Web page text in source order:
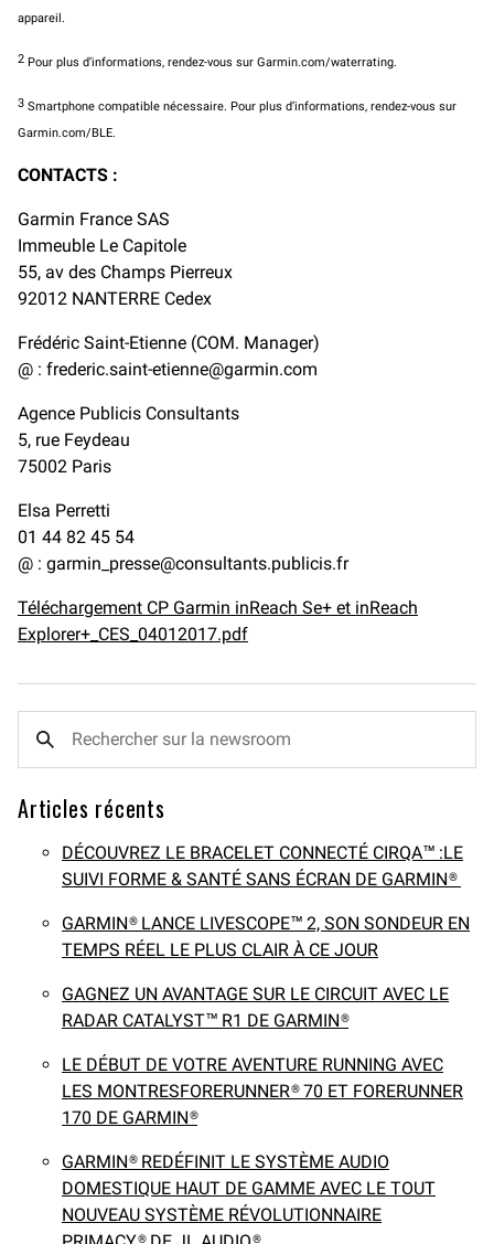
appareil.
2 Pour plus d’informations, rendez-vous sur Garmin.com/waterrating.
3 Smartphone compatible nécessaire. Pour plus d’informations, rendez-vous sur
Garmin.com/BLE.
CONTACTS :
Garmin France SAS
Immeuble Le Capitole
55, av des Champs Pierreux
92012 NANTERRE Cedex
Frédéric Saint-Etienne (COM. Manager)
@ : frederic.saint-etienne@garmin.com
Agence Publicis Consultants
5, rue Feydeau
75002 Paris
Elsa Perretti
01 44 82 45 54
@ : garmin_presse@consultants.publicis.fr
Téléchargement CP Garmin inReach Se+ et inReach
Explorer+_CES_04012017.pdf
Articles récents
DÉCOUVREZ LE BRACELET CONNECTÉ CIRQA™ :LE
SUIVI FORME & SANTÉ SANS ÉCRAN DE GARMIN®
GARMIN® LANCE LIVESCOPE™ 2, SON SONDEUR EN
TEMPS RÉEL LE PLUS CLAIR À CE JOUR
GAGNEZ UN AVANTAGE SUR LE CIRCUIT AVEC LE
RADAR CATALYST™ R1 DE GARMIN®
LE DÉBUT DE VOTRE AVENTURE RUNNING AVEC
LES MONTRESFORERUNNER® 70 ET FORERUNNER
170 DE GARMIN®
GARMIN® REDÉFINIT LE SYSTÈME AUDIO
DOMESTIQUE HAUT DE GAMME AVEC LE TOUT
NOUVEAU SYSTÈME RÉVOLUTIONNAIRE